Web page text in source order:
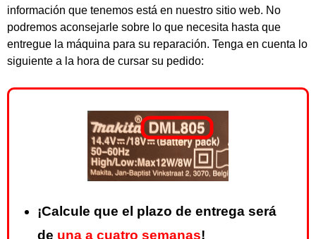
información que tenemos está en nuestro sitio web. No
podremos aconsejarle sobre lo que necesita hasta que
entregue la máquina para su reparación. Tenga en cuenta lo
siguiente a la hora de cursar su pedido:
¡Calcule que el plazo de entrega será
de una a cuatro semanas!